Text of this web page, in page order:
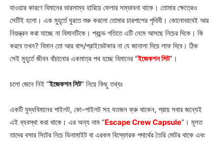
যাওয়ার কারণে বিমানের ভারসাম্য হারিয়ে ফেলার সম্ভাবনা থাকে। তোমার ক্ষেত্রেও
সেটিই হলো। এক মুহূর্তে ঘুরতে শুরু করলো তোমার চারপাশের পৃথিবী। কোনোভাবেই আর
নিয়ন্ত্রন করা যাচ্ছে না বিমানটিকে। প্রচন্ড গতিতে এটি নেমে আসছে নিচের দিকে। কি
করবে তখন? বিমান তো আর বাস/প্রাইভেটকার না যে জানালা দিয়ে লাফ দিবে। ঠিক
সেই মুহূর্তে জীবন বাঁচানোর একমাত্র পথ হচ্ছে বিমানের “ইজেকশন সিট”।
চলো জেনে নিই “ইজেকশন সিট” নিয়ে কিছু তথ্যঃ
একটি যুদ্ধবিমানের পাইলট, কো-পাইলট সহ যতজন ক্রু থাকেন, প্রায় সবার জন্যেই
এই ব্যবস্থা করা থাকে। এর অন্য নাম “Escape Crew Capsule”। মূলত
তাদের বসার সিটের নিচে ডিনামাইট বা এরকম বিস্ফোরক পদার্থের তৈরি মোটর থাকে এবং